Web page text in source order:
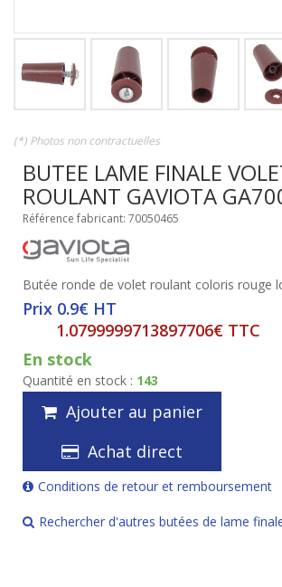
(*) Photos non contractuelles
BUTEE LAME FINALE
ROULANT GAVIOTA
Référence fabricant: 70050465
Butée ronde de volet roulant coloris rouge
Prix 0.9€ HT
1.0799999713897706€ TTC
En stock
Quantité en stock : 143
Ajouter au panier
Achat direct
Conditions de retour et remboursement
Rechercher d'autres butées de lame